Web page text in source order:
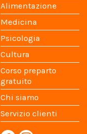
Alimentazione
Medicina
Psicologia
Cultura
Corso preparto
gratuito
Chi siamo
Servizio clienti